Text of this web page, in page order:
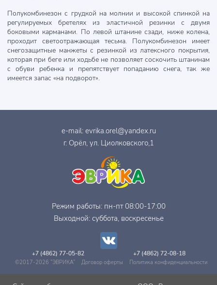
Полукомбинезон с грудкой на молнии и высокой спинкой на
регулируемых бретелях из эластичной резинки с двумя
боковыми карманами. По левой штанине сзади, ниже колена,
проходит светоотражающая тесьма. Полукомбинезон имеет
снегозащитные манжеты с резинкой из латексного покрытия,
которая при беге или ходьбе не позволяет соскочить штанинам
с обуви ребенка и препятствует попаданию снега, так же
имеется запас «на подворот».
+7 (4862) 77-05-82 +7 (4862) 72-08-18
e-mail: evrika.orel@yandex.ru
г. Орёл, ул. Циолковского,1
Режим работы: пн-пт 08:00-17:00
Выходной: суббота, воскресенье
©2017-2026 ”ЭВРИКА” Договор оферты Политика конфиденциальности